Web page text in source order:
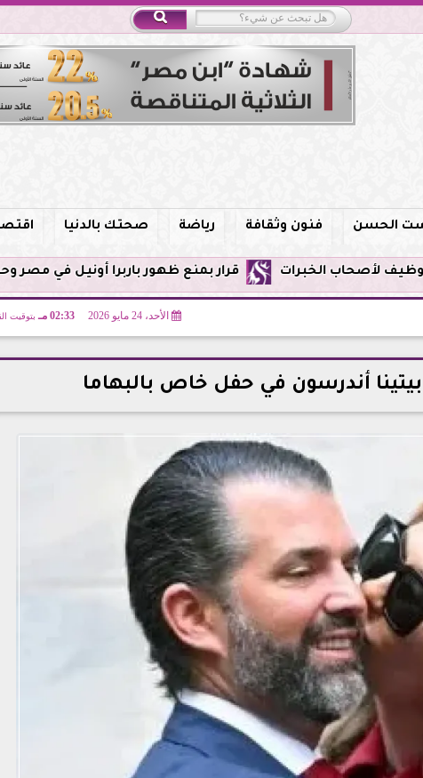
الحسن فنون وثقافة رياضة صحتك بالدنيا
قرار بمنع ظهور باربرا أونيل في مصر وحظر الترويج
الأحد، 24 مايو 2026 02:33 مـ بتوقيت
أندرسون في حفل خاص بالبهاما